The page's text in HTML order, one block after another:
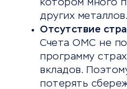
котором много
других металлов.
Отсутствие
Счета ОМС не
программу
вкладов.
потерять